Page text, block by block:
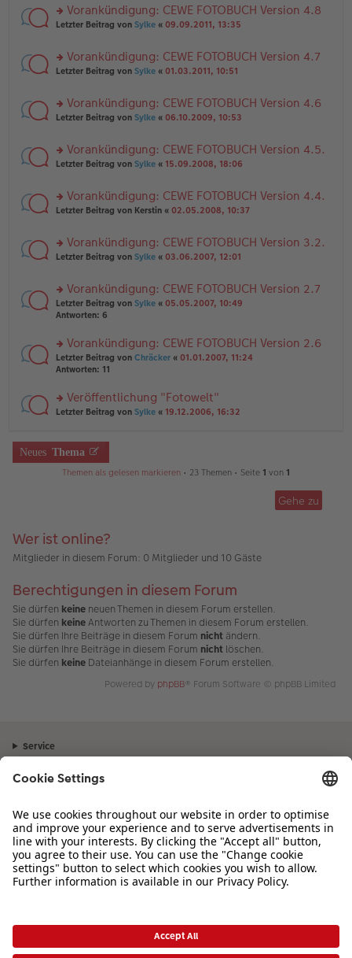
g
B
ei
g
es
e
B
ei
g
u
n
es
e
B
ei
g
rs
u
n
es
e
B
ei
g
Vorankündigung: CEWE FOTOBUCH Version 4.8
Letzter Beitrag von Sylke « 09.09.2011, 13:35
rs
u
n
es
e
B
ei
g
Vorankündigung: CEWE FOTOBUCH Version 4.7
Letzter Beitrag von Sylke « 01.03.2011, 10:51
rs
u
n
es
e
B
ei
g
Vorankündigung: CEWE FOTOBUCH Version 4.6
Letzter Beitrag von Sylke « 06.10.2009, 10:53
rs
u
n
es
e
B
ei
tr
g
Vorankündigung: CEWE FOTOBUCH Version 4.5.
Letzter Beitrag von Sylke « 15.09.2008, 18:06
rs
u
n
es
e
n
B
ei
tr
a
Vorankündigung: CEWE FOTOBUCH Version 4.4.
Letzter Beitrag von Kerstin « 02.05.2008, 10:37
rs
u
n
g
es
e
n
er
ei
tr
Vorankündigung: CEWE FOTOBUCH Version 3.2.
Letzter Beitrag von Sylke « 03.06.2007, 12:01
rs
te
n
g
el
e
n
ei
tr
Vorankündigung: CEWE FOTOBUCH Version 2.7
Letzter Beitrag von Sylke « 05.05.2007, 10:49
Antworten: 6
rs
te
n
g
es
e
n
g
Vorankündigung: CEWE FOTOBUCH Version 2.6
Letzter Beitrag von Chräcker « 01.01.2007, 11:24
Antworten: 11
rs
u
n
B
tr
g
Veröffentlichung "Fotowelt"
Letzter Beitrag von Sylke « 19.12.2006, 16:32
Neues Thema
Themen als gelesen markieren • 23 Themen • Seite 1 von 1
Gehe zu
Wer ist online?
Mitglieder in diesem Forum: 0 Mitglieder und 10 Gäste
Berechtigungen in diesem Forum
Sie dürfen keine neuen Themen in diesem Forum erstellen.
Sie dürfen keineAntworten zu Themen in diesem Forum erstellen.
Sie dürfen Ihre Beiträge in diesem Forum nicht ändern.
Sie dürfen Ihre Beiträge in diesem Forum nicht löschen.
Sie dürfen keine Dateianhänge in diesem Forum erstellen.
Powered by phpBB® Forum Software © phpBB Limited
Service
Sortiment
Inspiration